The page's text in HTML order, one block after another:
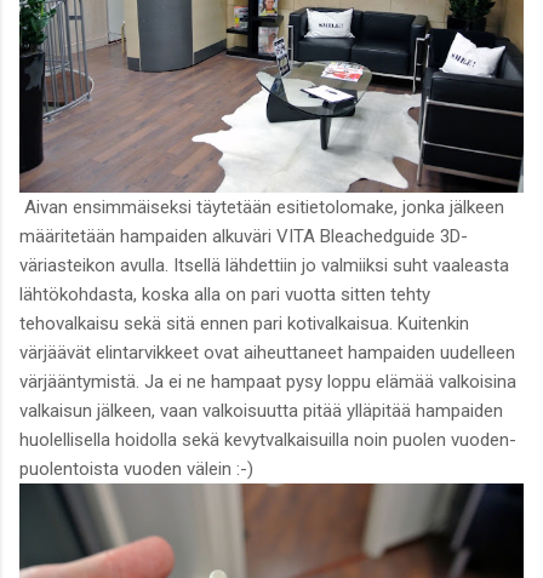
Aivan ensimmäiseksi täytetään esitietolomake, jonka jälkeen
määritetään hampaiden alkuväri VITA Bleachedguide 3D-
väriasteikon avulla. Itsellä lähdettiin jo valmiiksi suht vaaleasta
lähtökohdasta, koska alla on pari vuotta sitten tehty
tehovalkaisu sekä sitä ennen pari kotivalkaisua. Kuitenkin
värjäävät elintarvikkeet ovat aiheuttaneet hampaiden uudelleen
värjääntymistä. Ja ei ne hampaat pysy loppu elämää valkoisina
valkaisun jälkeen, vaan valkoisuutta pitää ylläpitää hampaiden
huolellisella hoidolla sekä kevytvalkaisuilla noin puolen vuoden-
puolentoista vuoden välein :-)